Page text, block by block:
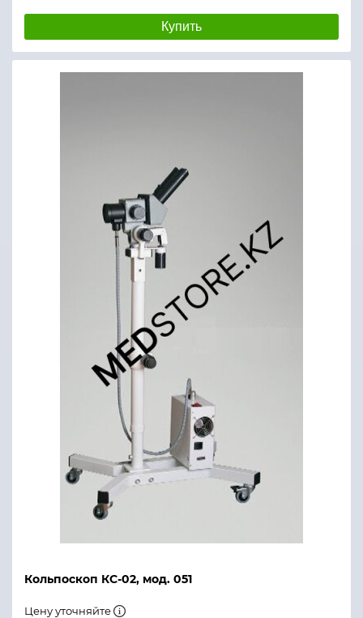
Купить
Кольпоскоп КС-02, мод. 051
Цену уточняйте